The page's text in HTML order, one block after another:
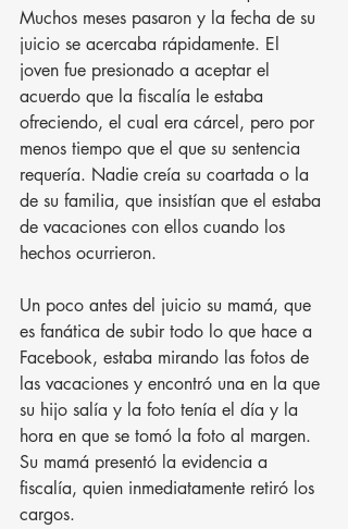
Muchos meses pasaron y la fecha de su
juicio se acercaba rápidamente. El
joven fue presionado a aceptar el
acuerdo que la fiscalía le estaba
ofreciendo, el cual era cárcel, pero por
menos tiempo que el que su sentencia
requería. Nadie creía su coartada o la
de su familia, que insistían que el estaba
de vacaciones con ellos cuando los
hechos ocurrieron.
Un poco antes del juicio su mamá, que
es fanática de subir todo lo que hace a
Facebook, estaba mirando las fotos de
las vacaciones y encontró una en la que
su hijo salía y la foto tenía el día y la
hora en que se tomó la foto al margen.
Su mamá presentó la evidencia a
fiscalía, quien inmediatamente retiró los
cargos.